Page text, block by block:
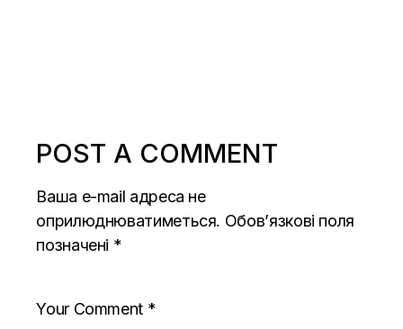
POST A COMMENT
Ваша e-mail адреса не
оприлюднюватиметься. Обов’язкові поля
позначені *